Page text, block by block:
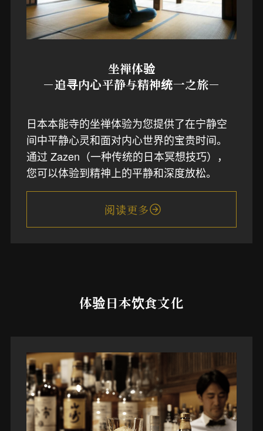
坐禅体验
－追寻内心平静与精神统一之旅－
日本本能寺的坐禅体验为您提供了在宁静空
间中平静心灵和面对内心世界的宝贵时间。
通过 Zazen（一种传统的日本冥想技巧），
您可以体验到精神上的平静和深度放松。
阅读更多
体验日本饮食文化